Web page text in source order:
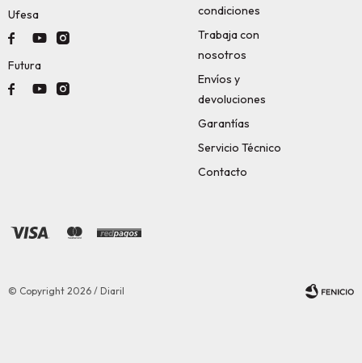
condiciones
Trabaja con
nosotros
Envíos y
devoluciones
Garantías
Servicio Técnico
Contacto
Ufesa
  
Futura
  
© Copyright 2026 / Diaril